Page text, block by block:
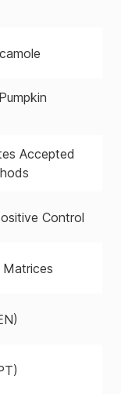
Accepted
Control
Matrices